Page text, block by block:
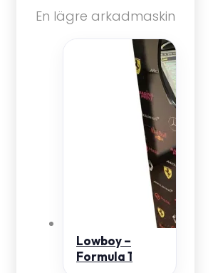
En lägre arkadmaskin
Lowboy –
Formula 1